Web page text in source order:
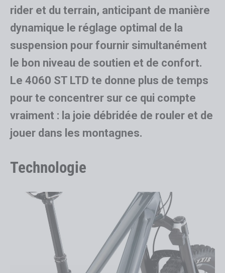
rider et du terrain, anticipant de manière
dynamique le réglage optimal de la
suspension pour fournir simultanément
le bon niveau de soutien et de confort.
Le 4060 ST LTD te donne plus de temps
pour te concentrer sur ce qui compte
vraiment : la joie débridée de rouler et de
jouer dans les montagnes.
Technologie